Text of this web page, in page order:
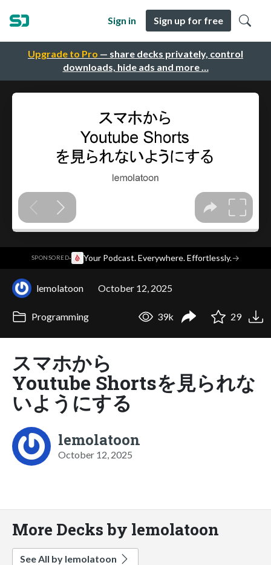
Upgrade to Pro — share decks privately, control
downloads, hide ads and more …
Sign in Sign up for free
SPONSORED· Your Podcast. Everywhere. Effortlessly.→
lemolatoon October 12, 2025
Programming 39k 29
スマホから
Youtube Shortsを見られな
いようにする
lemolatoon
October 12, 2025
More Decks by lemolatoon
See All by lemolatoon